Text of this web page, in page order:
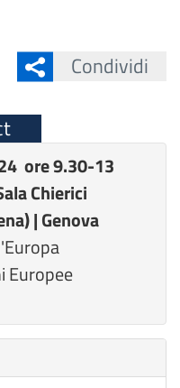
Condividi
ore 9.30-13
Chierici
| Genova
Europee